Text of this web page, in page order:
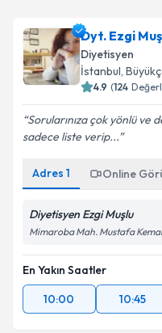
Dyt. Ezgi
Diyetisyen
İstanbul,
(
Sorularınıza çok yönlü ve
sadece liste verip...
Adres 1 Online
Diyetisyen Ezgi Muşlu
En Yakın Saatler
10:00
10:45